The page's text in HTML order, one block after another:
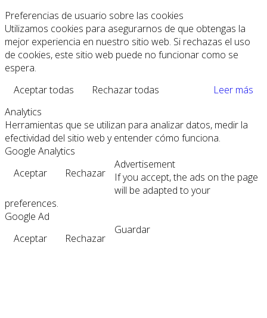
Preferencias de usuario sobre las cookies
Utilizamos cookies para asegurarnos de que obtengas la
mejor experiencia en nuestro sitio web. Si rechazas el uso
de cookies, este sitio web puede no funcionar como se
espera.
Aceptar todas
Rechazar todas
Leer más
Analytics
Herramientas que se utilizan para analizar datos, medir la
efectividad del sitio web y entender cómo funciona.
Google Analytics
Aceptar
Rechazar
Advertisement
If you accept, the ads on the page
will be adapted to your
preferences.
Google Ad
Aceptar
Rechazar
Guardar